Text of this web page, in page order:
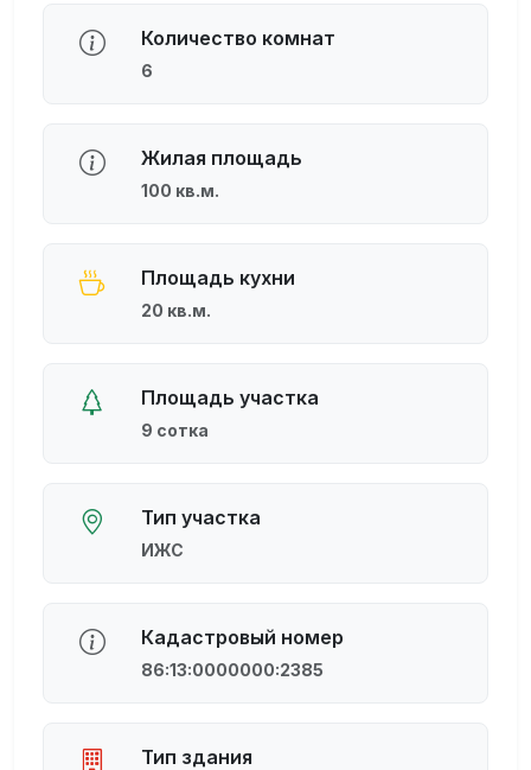
Количество комнат
6
Жилая площадь
100 кв.м.
Площадь кухни
20 кв.м.
Площадь участка
9 сотка
Тип участка
ИЖС
Кадастровый номер
86:13:0000000:2385
Тип здания